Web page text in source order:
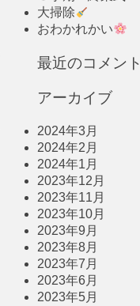
大掃除
おわかれかい
最近のコメント
アーカイブ
2024年3月
2024年2月
2024年1月
2023年12月
2023年11月
2023年10月
2023年9月
2023年8月
2023年7月
2023年6月
2023年5月